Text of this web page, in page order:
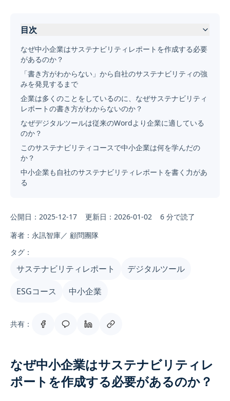
目次
なぜ中小企業はサステナビリティレポートを作成する必要
があるのか？
「書き方がわからない」から自社のサステナビリティの強
みを発見するまで
企業は多くのことをしているのに、なぜサステナビリティ
レポートの書き方がわからないのか？
なぜデジタルツールは従来のWordより企業に適している
のか？
このサステナビリティコースで中小企業は何を学んだの
か？
中小企業も自社のサステナビリティレポートを書く力があ
る
公開日：2025-12-17 更新日：2026-01-02
6 分で読了
著者：永訊智庫／ 顧問團隊
タグ：
サステナビリティレポート
デジタルツール
ESGコース
中小企業
共有：
なぜ中小企業はサステナビリティレ
ポートを作成する必要があるのか？